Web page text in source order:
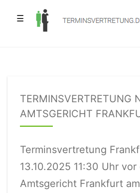
☰
TERMINSVERTRETUNG
AMTSGERICHT
Terminsvertretung
13.10.2025 11:30 Uhr vor
Amtsgericht Frankfurt